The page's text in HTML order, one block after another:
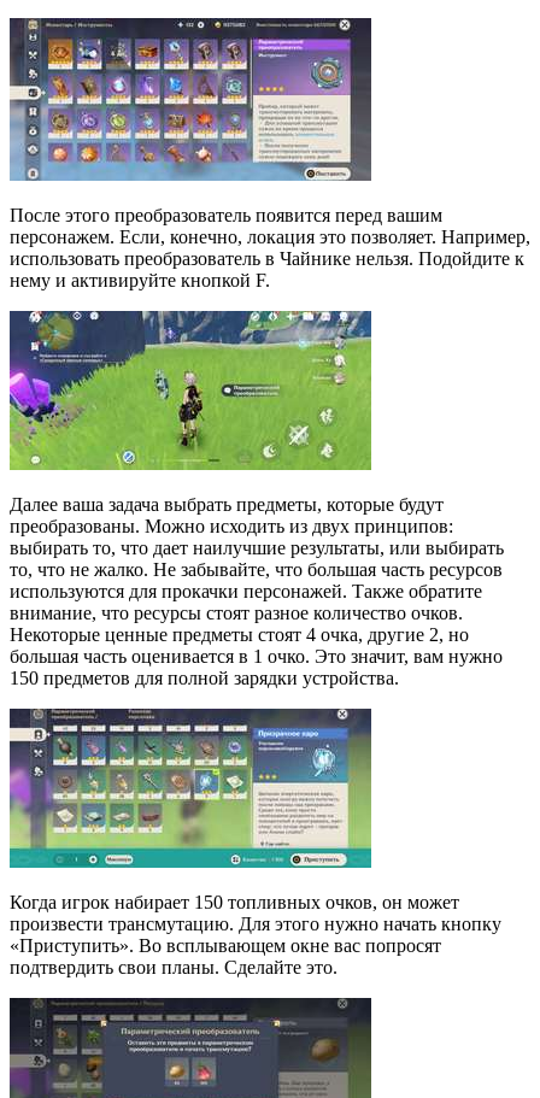
После этого преобразователь появится перед вашим
персонажем. Если, конечно, локация это позволяет. Например,
использовать преобразователь в Чайнике нельзя. Подойдите к
нему и активируйте кнопкой F.
Далее ваша задача выбрать предметы, которые будут
преобразованы. Можно исходить из двух принципов:
выбирать то, что дает наилучшие результаты, или выбирать
то, что не жалко. Не забывайте, что большая часть ресурсов
используются для прокачки персонажей. Также обратите
внимание, что ресурсы стоят разное количество очков.
Некоторые ценные предметы стоят 4 очка, другие 2, но
большая часть оценивается в 1 очко. Это значит, вам нужно
150 предметов для полной зарядки устройства.
Когда игрок набирает 150 топливных очков, он может
произвести трансмутацию. Для этого нужно начать кнопку
«Приступить». Во всплывающем окне вас попросят
подтвердить свои планы. Сделайте это.